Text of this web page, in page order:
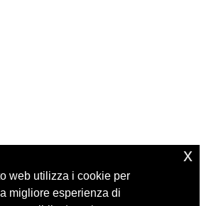
web utilizza i cookie per
migliore esperienza di
x